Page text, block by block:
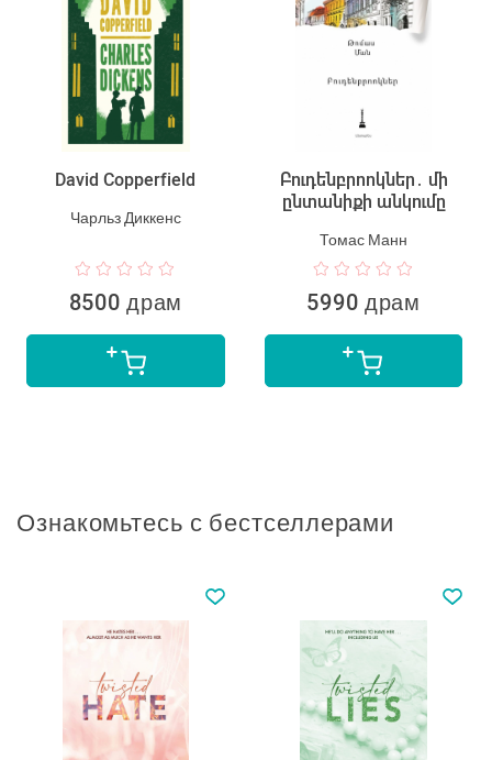
David Copperfield
Чарльз Диккенс
8500 драм
Բուդենբրոոկներ․ մի
ընտանիքի անկումը
Томас Манн
5990 драм
Ознакомьтесь с бестселлерами